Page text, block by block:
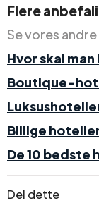
Flere
Se vores
Hvor skal
Boutique-
Billige
De 10 bedste
Del dette